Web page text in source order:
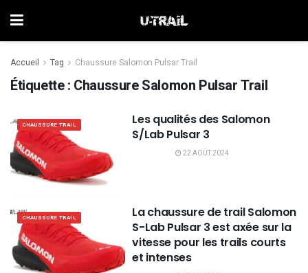
Accueil Tag Chaussure Salomon Pulsar Trail
Étiquette : Chaussure Salomon Pulsar Trail
CHAUSSURE TRAIL
Les qualités des Salomon
S/Lab Pulsar 3
22 AOÛT 2024
CHAUSSURE TRAIL
La chaussure de trail Salomon
S-Lab Pulsar 3 est axée sur la
vitesse pour les trails courts
et intenses